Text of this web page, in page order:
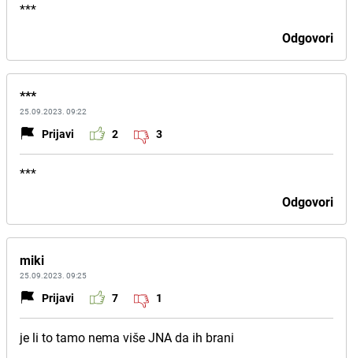
***
Odgovori
***
25.09.2023. 09:22
Prijavi 2 3
***
Odgovori
miki
25.09.2023. 09:25
Prijavi 7 1
je li to tamo nema više JNA da ih brani